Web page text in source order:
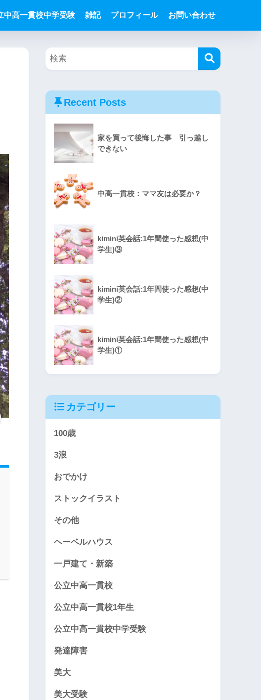
中高一貫校中学受験 雑記 プロフィール お問い合わせ
Recent Posts
家を買って後悔した事 引っ越し
できない
中高一貫校：ママ友は必要か？
kimini英会話:1年間使った感想(中
学生)③
kimini英会話:1年間使った感想(中
学生)②
kimini英会話:1年間使った感想(中
学生)①
カテゴリー
100歳
3浪
おでかけ
ストックイラスト
その他
ヘーベルハウス
一戸建て・新築
公立中高一貫校
公立中高一貫校1年生
公立中高一貫校中学受験
発達障害
美大
美大受験